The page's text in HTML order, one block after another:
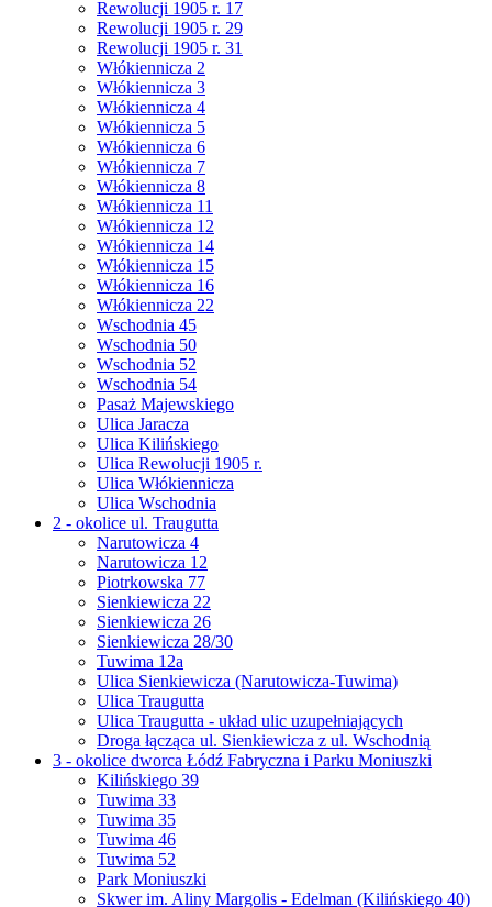
Rewolucji 1905 r. 17
Rewolucji 1905 r. 29
Rewolucji 1905 r. 31
Włókiennicza 2
Włókiennicza 3
Włókiennicza 4
Włókiennicza 5
Włókiennicza 6
Włókiennicza 7
Włókiennicza 8
Włókiennicza 11
Włókiennicza 12
Włókiennicza 14
Włókiennicza 15
Włókiennicza 16
Włókiennicza 22
Wschodnia 45
Wschodnia 50
Wschodnia 52
Wschodnia 54
Pasaż Majewskiego
Ulica Jaracza
Ulica Kilińskiego
Ulica Rewolucji 1905 r.
Ulica Włókiennicza
Ulica Wschodnia
2 - okolice ul. Traugutta
Narutowicza 4
Narutowicza 12
Piotrkowska 77
Sienkiewicza 22
Sienkiewicza 26
Sienkiewicza 28/30
Tuwima 12a
Ulica Sienkiewicza (Narutowicza-Tuwima)
Ulica Traugutta
Ulica Traugutta - układ ulic uzupełniających
Droga łącząca ul. Sienkiewicza z ul. Wschodnią
3 - okolice dworca Łódź Fabryczna i Parku Moniuszki
Kilińskiego 39
Tuwima 33
Tuwima 35
Tuwima 46
Tuwima 52
Park Moniuszki
Skwer im. Aliny Margolis - Edelman (Kilińskiego 40)